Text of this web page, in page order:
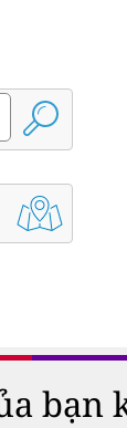
bạn